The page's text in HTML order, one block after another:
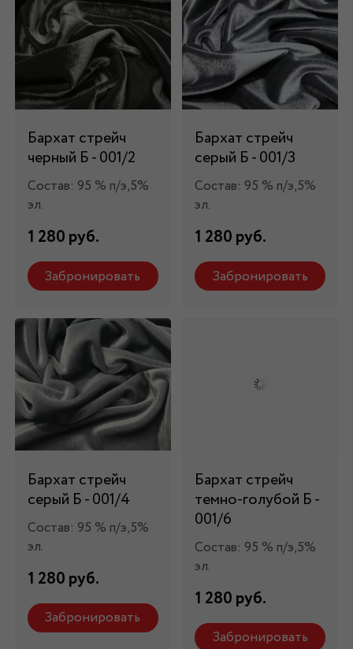
Бархат стрейч
черный Б - 001/2
Состав: 95 % п/э,5%
эл.
1 280 руб.
Забронировать
Бархат стрейч
серый Б - 001/3
Состав: 95 % п/э,5%
эл.
1 280 руб.
Забронировать
Бархат стрейч
серый Б - 001/4
Состав: 95 % п/э,5%
эл.
1 280 руб.
Забронировать
Бархат стрейч
темно-голубой Б -
001/6
Состав: 95 % п/э,5%
эл.
1 280 руб.
Забронировать